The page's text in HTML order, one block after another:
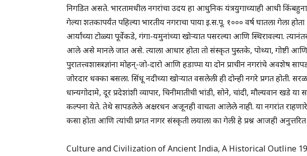
निगडित असते. भारतामधील नगरांचा उदय हा आधुनिक यंत्रयुगाच्याही आधी किंबहुना
गेल्या शतकापर्यंत पहिल्या भारतीय नगराचा पाया इ.स.पू. १००० वर्ष घातला गेला
आर्यांच्या टोळ्या पूर्वेकडे, गंगा-यमुनांच्या खोऱ्यात पसरल्या आणि स्थिरावल्या.
आले असे मानले जात असे. त्याला आधार होता तो संस्कृत पुस्तके, पोथ्या, गोष्टी
पुरातत्त्वशास्त्रज्ञांना मोहन्-जो-दारो आणि हडाप्पा या दोन प्राचीन नगरांचे अवशेष
जोरदार धक्का बसला. सिंधू नदीच्या खोऱ्यात वसलेली ही दोन्ही नगरे प्रगत होती.
धान्यगोदामे, दूर प्रदेशांशी व्यापार, चिनीमातीची भांडी, सोने, चांदी, मौल्यवान खडे या
कल्पना येते. तेथे सापडलेले अक्षरधन अजूनही वाचता आलेले नाही. या नगरांत
कसा होता आणि त्यांची प्रगत नागर संस्कृती लयाला का गेली हे प्रश्न आजही
Culture and Civilization of Ancient India, A Historical Outline